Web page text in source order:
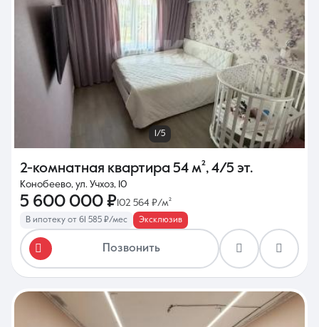
8 (861) 297-00-00
Ежедневно с 08:30 до 20:00
1/5
2-комнатная квартира 54 м², 4/5 эт.
Конобеево, ул. Учхоз, 10
5 600 000 ₽ 102 564 ₽/м²
В ипотеку от 61 585 ₽/мес Эксклюзив
Позвонить